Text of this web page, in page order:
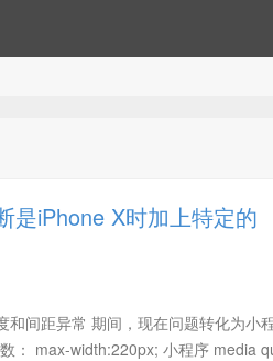
是iPhone X时加上特定的
间距异常 期间，现在问题转化为小
： max-width:220px; 小程序 media